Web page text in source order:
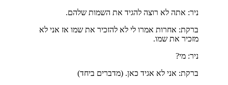
ניר: אתה לא רוצה להגיד את השמות שלהם.
ברקת: אחרות אמרו לי לא להזכיר את שמו אז אני לא
מזכיר את שמו.
ניר: מי?
ברקת: אני לא אגיד כאן. (מדברים ביחד)